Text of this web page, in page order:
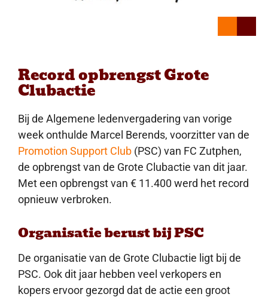
Record opbrengst Grote
Clubactie
Bij de Algemene ledenvergadering van vorige
week onthulde Marcel Berends, voorzitter van de
Promotion Support Club (PSC) van FC Zutphen,
de opbrengst van de Grote Clubactie van dit jaar.
Met een opbrengst van € 11.400 werd het record
opnieuw verbroken.
Organisatie berust bij PSC
De organisatie van de Grote Clubactie ligt bij de
PSC. Ook dit jaar hebben veel verkopers en
kopers ervoor gezorgd dat de actie een groot